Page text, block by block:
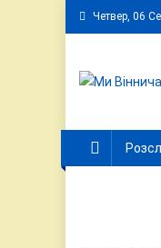
Skip
to
Четвер, 06